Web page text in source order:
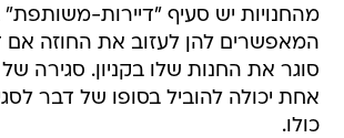
מהחנויות יש סעיף "דיירות-משותפת"
המאפשרים להן לעזוב את החוזה אם
סוגר את החנות שלו בקניון. סגירה
אחת יכולה להוביל בסופו של דבר
כולו.